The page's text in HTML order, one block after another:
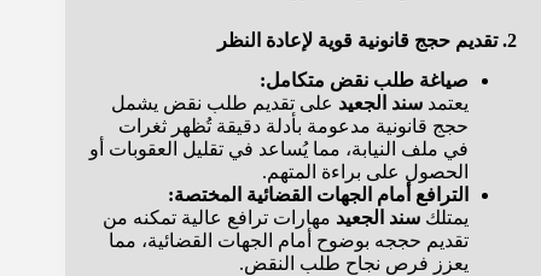
2. تقديم حجج قانونية قوية لإعادة النظر
صياغة طلب نقض متكامل:
يعتمد سند الجعيد على تقديم طلب نقض يشمل
حجج قانونية مدعومة بأدلة دقيقة تُظهر ثغرات
في ملف النيابة، مما يُساعد في تقليل العقوبات أو
الحصول على براءة المتهم.
الترافع أمام الجهات القضائية المختصة:
يمتلك سند الجعيد مهارات ترافع عالية تمكنه من
تقديم حججه بوضوح أمام الجهات القضائية، مما
يعزز فرص نجاح طلب النقض.